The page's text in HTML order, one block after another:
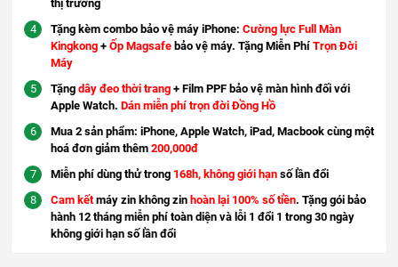
thị trường
Tặng kèm combo bảo vệ máy iPhone: Cường lực Full Màn
Kingkong + Ốp Magsafe bảo vệ máy. Tặng Miễn Phí Trọn Đời
Máy
Tặng dây đeo thời trang + Film PPF bảo vệ màn hình đối với
Apple Watch. Dán miễn phí trọn đời Đồng Hồ
Mua 2 sản phẩm: iPhone, Apple Watch, iPad, Macbook cùng một
hoá đơn giảm thêm 200,000đ
Miễn phí dùng thử trong 168h, không giới hạn số lần đổi
Cam kếtmáy zin không zin hoàn lại 100% số tiền. Tặng gói bảo
hành 12 tháng miễn phí toàn diện và lỗi 1 đổi 1 trong 30 ngày
không giới hạn số lần đổi